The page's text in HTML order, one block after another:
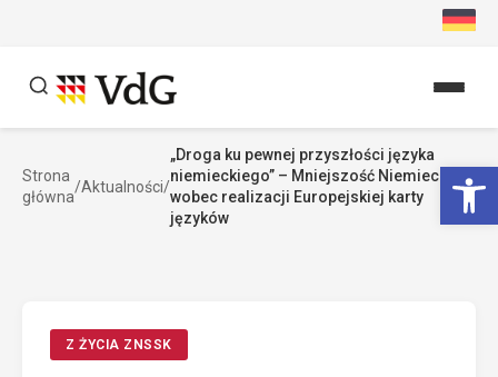
Szukaj
Strona
główna
/Aktualności/
„Droga ku pewnej przyszłości języka
niemieckiego” – Mniejszość Niemiecka
wobec realizacji Europejskiej karty
języków
Z ŻYCIA ZNSSK